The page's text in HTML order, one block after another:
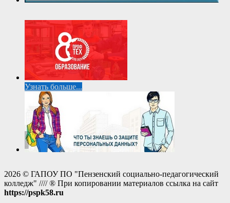
Узнать больше...
2026 © ГАПОУ ПО "Пензенский социально-педагогический
колледж" //// ® При копировании материалов ссылка на сайт
https://pspk58.ru